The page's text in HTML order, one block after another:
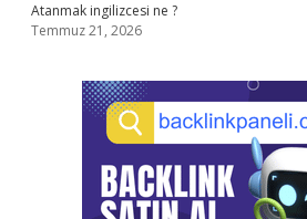
Atanmak ingilizcesi ne ?
Temmuz 21, 2026